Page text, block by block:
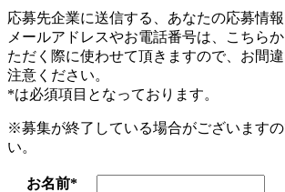
応募先企業に送信する、あなたの応募情報
メールアドレスやお電話番号は、こちら
ただく際に使わせて頂きますので、お間
注意ください。
*は必須項目となっております。
※募集が終了している場合がございます
い。
お名前*